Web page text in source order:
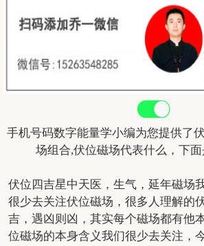
手机号码数字能量学小编为您提供了
场组合,伏位磁场代表什么，下面
伏位四吉星中天医，生气，延年磁场
很少去关注伏位磁场，很多人理解的
吉，遇凶则凶，其实每个磁场都有他
位磁场的本身含义我们很少去关注，